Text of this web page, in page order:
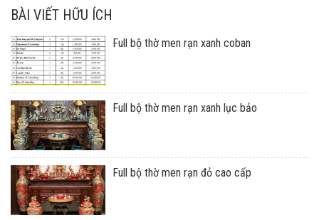
BÀI VIẾT HỮU ÍCH
Full bộ thờ men rạn xanh coban
Full bộ thờ men rạn xanh lục bảo
Full bộ thờ men rạn đỏ cao cấp